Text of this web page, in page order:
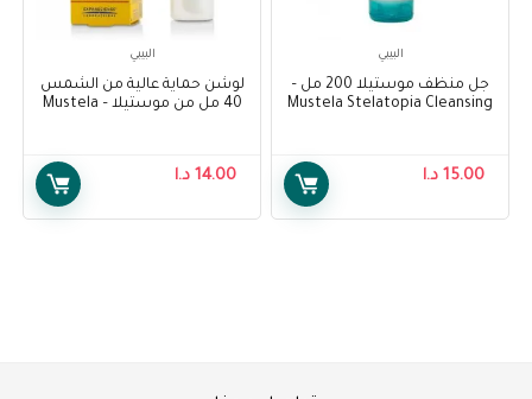
البيبي
جل منظف موستيلا 200 مل –
Mustela Stelatopia Cleansing
15.00 د.ا
البيبي
لوشن حماية عالية من الشمس
40 مل من موستيلا – Mustela
14.00 د.ا